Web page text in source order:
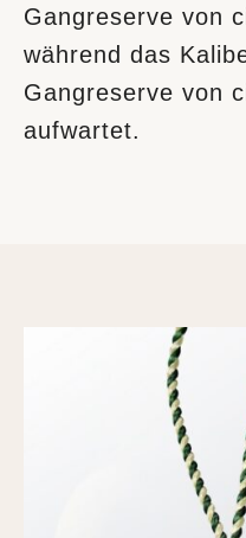
Gangreserve von
während das
Gangreserve von
aufwartet.